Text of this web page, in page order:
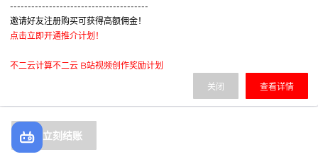
立刻结账
---------------------------------------
邀请好友注册购买可获得高额佣金！
点击立即开通推介计划！
不二云计算不二云 B站视频创作奖励计划
查看详情
关闭